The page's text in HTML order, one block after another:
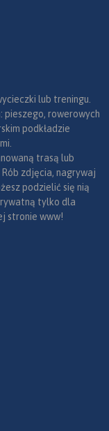
lub treningu.
pieszego, rowerowych
podkładzie
trasą lub
zdjęcia, nagrywaj
podzielić się nią
tylko dla
stronie www!